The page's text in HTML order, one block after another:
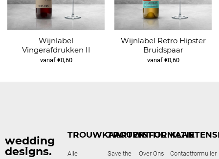
Wijnlabel
Vingerafdrukken II
vanaf €0,60
Wijnlabel Retro Hipster
Bruidspaar
vanaf €0,60
wedding
designs.
TROUWKAARTEN
Alle
TROUWSTIJL
Save the
INFORMATIE
Over Ons
Contactformulier